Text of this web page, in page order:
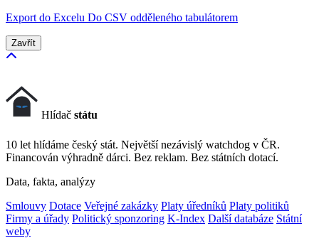
Export do Excelu Do CSV odděleného tabulátorem
Zavřít
Hlídač státu
10 let hlídáme český stát. Největší nezávislý watchdog v ČR.
Financován výhradně dárci. Bez reklam. Bez státních dotací.
Data, fakta, analýzy
Smlouvy Dotace Veřejné zakázky Platy úředníků Platy politiků
Firmy a úřady Politický sponzoring K-Index Další databáze Státní
weby